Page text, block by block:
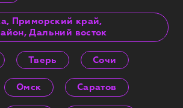
Приморский край,
Дальний восток
Тверь Сочи
Омск Саратов